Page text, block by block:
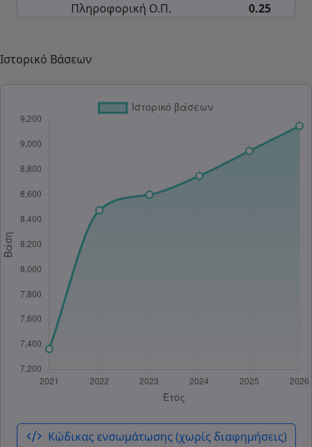
Πληροφορική Ο.Π.
0.25
Ιστορικό Βάσεων
code_xml Κώδικας ενσωμάτωσης (χωρίς διαφημήσεις)